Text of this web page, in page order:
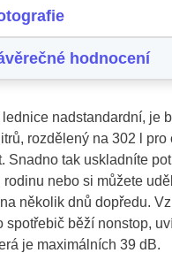
hodnocení
nadstandardní, je
rozdělený na 302 l
Snadno tak uskladníte
rodinu nebo si můžete
několik dnů dopředu.
spotřebič běží nonstop,
je maximálních 39 dB.